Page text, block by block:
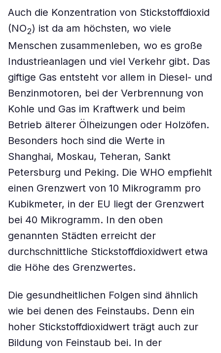
Auch die Konzentration von Stickstoffdioxid
(NO2) ist da am höchsten, wo viele
Menschen zusammenleben, wo es große
Industrieanlagen und viel Verkehr gibt. Das
giftige Gas entsteht vor allem in Diesel- und
Benzinmotoren, bei der Verbrennung von
Kohle und Gas im Kraftwerk und beim
Betrieb älterer Ölheizungen oder Holzöfen.
Besonders hoch sind die Werte in
Shanghai, Moskau, Teheran, Sankt
Petersburg und Peking. Die WHO empfiehlt
einen Grenzwert von 10 Mikrogramm pro
Kubikmeter, in der EU liegt der Grenzwert
bei 40 Mikrogramm. In den oben
genannten Städten erreicht der
durchschnittliche Stickstoffdioxidwert etwa
die Höhe des Grenzwertes.
Die gesundheitlichen Folgen sind ähnlich
wie bei denen des Feinstaubs. Denn ein
hoher Stickstoffdioxidwert trägt auch zur
Bildung von Feinstaub bei. In der